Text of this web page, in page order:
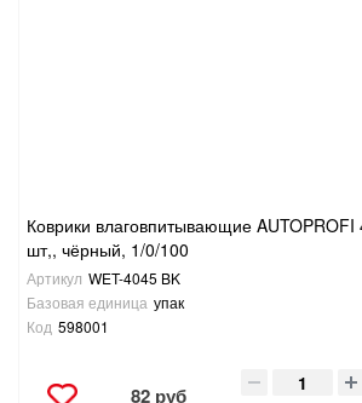
Коврики влаговпитывающие AUTOPROFI
шт,, чёрный, 1/0/100
Артикул WET-4045 BK
Базовая единица упак
Код 598001
82 руб